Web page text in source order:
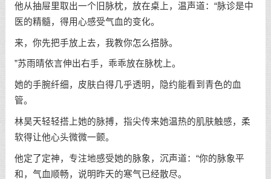
他从抽屉里取出一个旧脉枕，放在桌上，温声道：“脉诊是中
医的精髓，得用心感受气血的变化。
来，你先把手放上去，我教你怎么搭脉。
”苏雨晴依言伸出右手，乖乖放在脉枕上。
她的手腕纤细，皮肤白得几乎透明，隐约能看到青色的血
管。
林昊天轻轻搭上她的脉搏，指尖传来她温热的肌肤触感，柔
软得让他心头微微一颤。
他定了定神，专注地感受她的脉象，沉声道：“你的脉象平
和，气血顺畅，说明昨天的寒气已经散尽。